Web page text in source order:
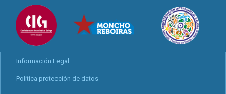
Información Legal
Política protección de datos